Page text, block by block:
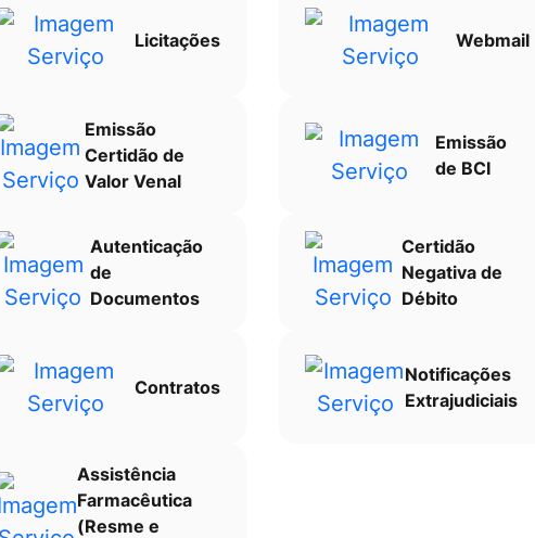
Licitações Webmail
Emissão
Certidão de
Valor Venal
Emissão
de BCI
Autenticação
de
Documentos
Certidão
Negativa de
Débito
Contratos
Notificações
Extrajudiciais
Assistência
Farmacêutica
(Resme e